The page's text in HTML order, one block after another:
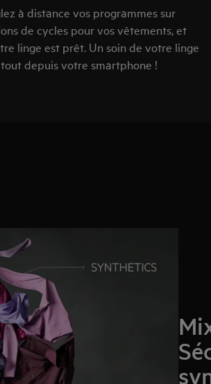
à distance vos programmes sur
de cycles pour vos vêtements, et
linge est prêt. Un soin de votre linge
depuis votre smartphone !